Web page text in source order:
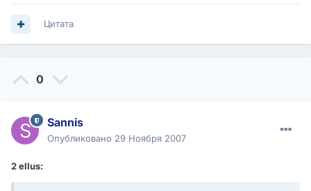
Цитата
0
Sannis
Опубликовано 29 Ноября 2007
2 ellus: